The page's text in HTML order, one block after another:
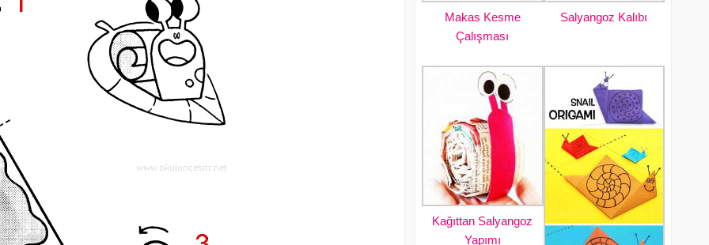
Makas Kesme
Çalışması
Salyangoz Kalıbı
Kağıttan Salyangoz
Yapımı